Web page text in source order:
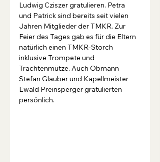
Ludwig Cziszer gratulieren. Petra
und Patrick sind bereits seit vielen
Jahren Mitglieder der TMKR. Zur
Feier des Tages gab es für die Eltern
natürlich einen TMKR-Storch
inklusive Trompete und
Trachtenmütze. Auch Obmann
Stefan Glauber und Kapellmeister
Ewald Preinsperger gratulierten
persönlich.